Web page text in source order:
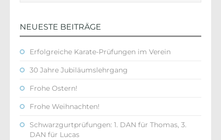
NEUESTE BEITRÄGE
Erfolgreiche Karate-Prüfungen im Verein
30 Jahre Jubiläumslehrgang
Frohe Ostern!
Frohe Weihnachten!
Schwarzgurtprüfungen: 1. DAN für Thomas, 3.
DAN für Lucas